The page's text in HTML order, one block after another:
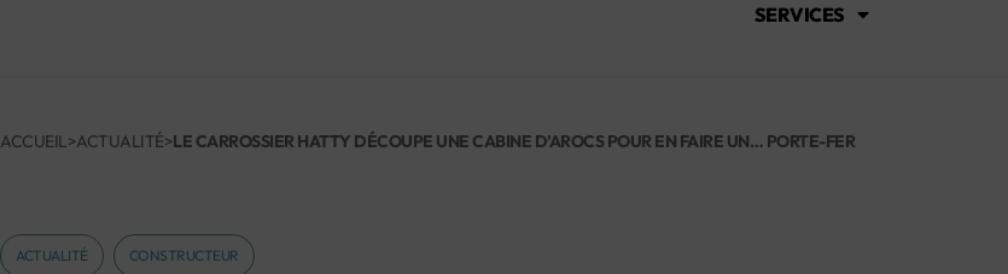
SERVICES
ACCUEIL >ACTUALITÉ>LE CARROSSIER HATTY DÉCOUPE UNE CABINE D’AROCS POUR EN FAIRE UN… PORTE-FER
ACTUALITÉ CONSTRUCTEUR